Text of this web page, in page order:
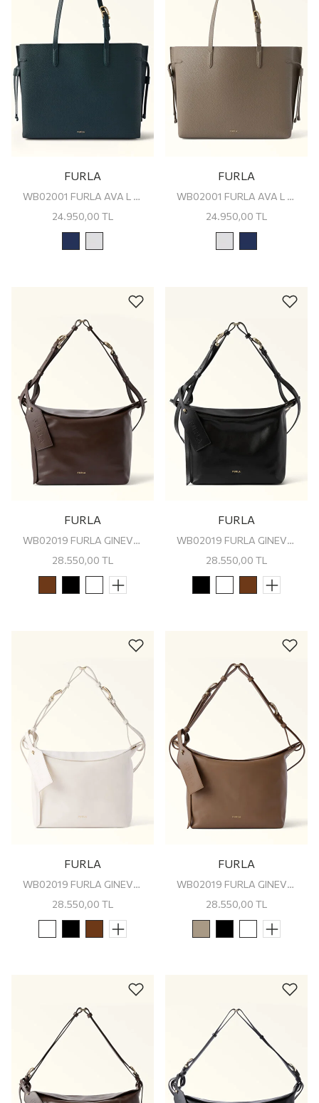
FURLA
WB02001 FURLA AVA L TOTE
24.950,00 TL
FURLA
WB02001 FURLA AVA L TOTE
24.950,00 TL
FURLA
WB02019 FURLA GINEVRA M SHOULDER BAG
28.550,00 TL
FURLA
WB02019 FURLA GINEVRA M SHOULDER BAG
28.550,00 TL
FURLA
WB02019 FURLA GINEVRA M SHOULDER BAG
28.550,00 TL
FURLA
WB02019 FURLA GINEVRA M SHOULDER BAG
28.550,00 TL